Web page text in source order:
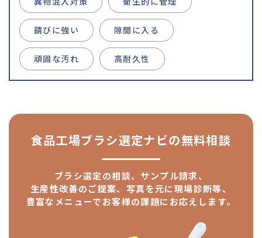
錆びに強い 隙間に入る
頑固な汚れ 高耐久性
食品工場ブラシ選定ナビの無料相談
ブラシ選定の相談、サンプル請求、
生産性改善のご提案、 写真を元に現場診断等、
豊富なメニューでお客様の課題にお応えします。